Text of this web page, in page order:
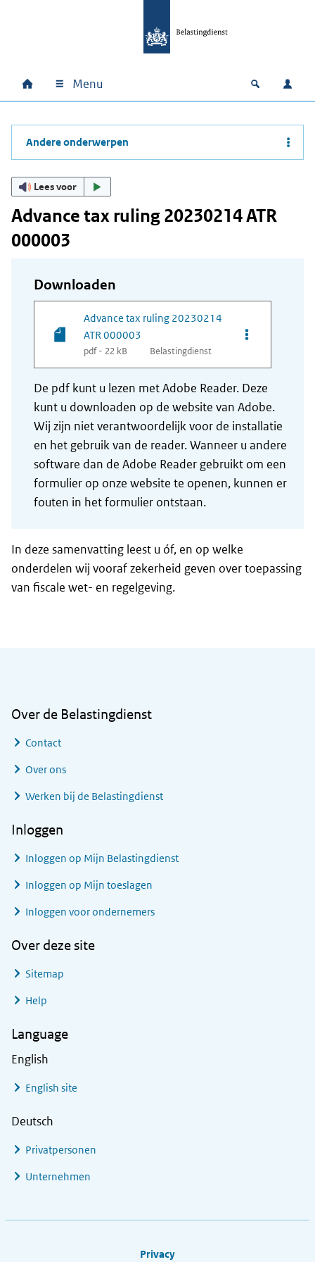
Hoofdnavigatie
Home Menu Open
Andere onderwerpen
Lees voor
Advance tax ruling 20230214 ATR
000003
Downloaden
Advance tax ruling 20230214
ATR 000003
pdf - 22 kB Belastingdienst
Opties van
De pdf kunt u lezen met Adobe Reader. Deze
kunt u downloaden op de website van Adobe.
Wij zijn niet verantwoordelijk voor de installatie
en het gebruik van de reader. Wanneer u andere
software dan de Adobe Reader gebruikt om een
formulier op onze website te openen, kunnen er
fouten in het formulier ontstaan.
In deze samenvatting leest u óf, en op welke
onderdelen wij vooraf zekerheid geven over toepassing
van fiscale wet- en regelgeving.
Over de Belastingdienst
Contact
Over ons
Werken bij de Belastingdienst
Inloggen
Inloggen op Mijn Belastingdienst
Inloggen op Mijn toeslagen
Inloggen voor ondernemers
Over deze site
Sitemap
Help
Language
English
English site
Deutsch
Privatpersonen
Unternehmen
Privacy